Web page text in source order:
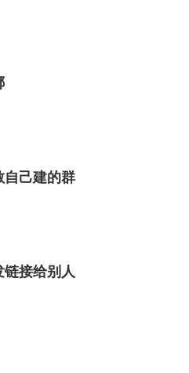
自己建的群
接给别人